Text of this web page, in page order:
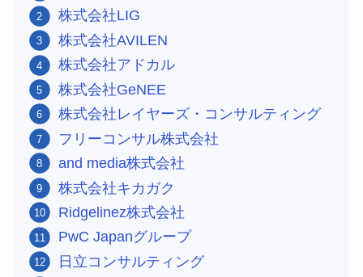
株式会社LIG
株式会社AVILEN
株式会社アドカル
株式会社GeNEE
株式会社レイヤーズ・コンサルティング
フリーコンサル株式会社
and media株式会社
株式会社キカガク
Ridgelinez株式会社
PwC Japanグループ
日立コンサルティング